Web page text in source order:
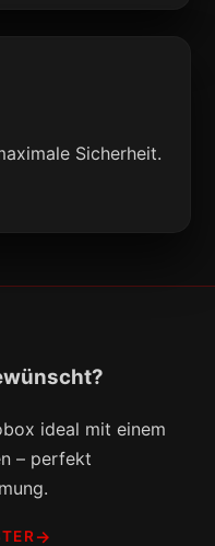
Sicherheit.
ideal mit einem
– perfekt